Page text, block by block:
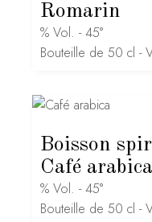
Romarin
% Vol. - 45°
Bouteille de 50 cl -
Boisson
Café arabica
% Vol. - 45°
Bouteille de 50 cl -